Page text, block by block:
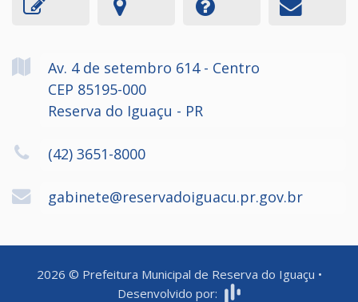
Av. 4 de setembro 614 - Centro
CEP 85195-000
Reserva do Iguaçu - PR
(42) 3651-8000
gabinete@reservadoiguacu.pr.gov.br
2026 © Prefeitura Municipal de Reserva do Iguaçu •
Desenvolvido por: